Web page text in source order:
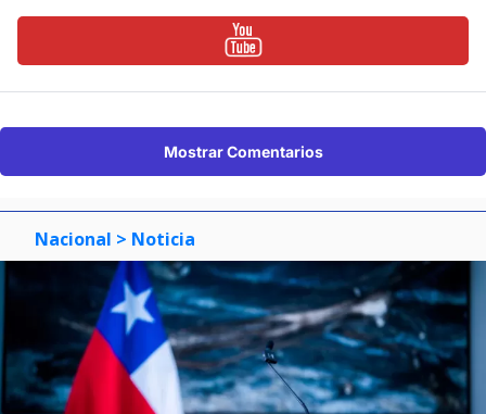
Mostrar Comentarios
Nacional > Noticia